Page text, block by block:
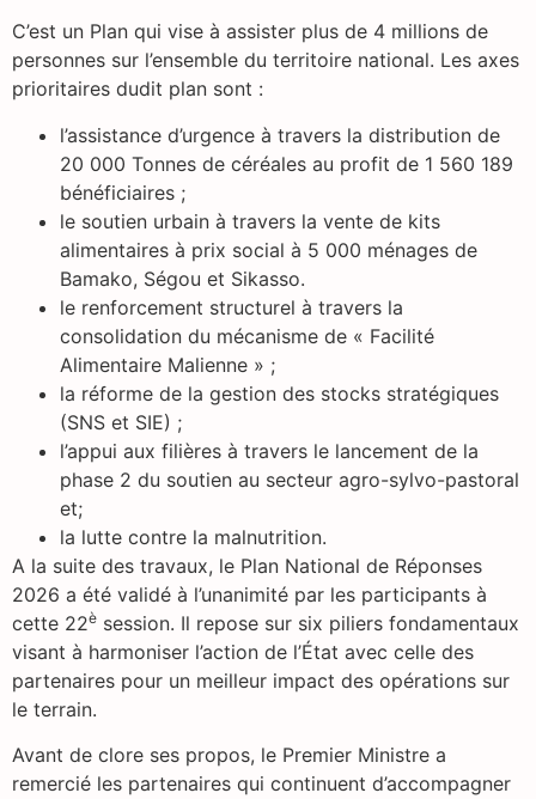
C’est un Plan qui vise à assister plus de 4 millions de
personnes sur l’ensemble du territoire national. Les axes
prioritaires dudit plan sont :
l’assistance d’urgence à travers la distribution de
20 000 Tonnes de céréales au profit de 1 560 189
bénéficiaires ;
le soutien urbain à travers la vente de kits
alimentaires à prix social à 5 000 ménages de
Bamako, Ségou et Sikasso.
le renforcement structurel à travers la
consolidation du mécanisme de « Facilité
Alimentaire Malienne » ;
la réforme de la gestion des stocks stratégiques
(SNS et SIE) ;
l’appui aux filières à travers le lancement de la
phase 2 du soutien au secteur agro-sylvo-pastoral
et;
la lutte contre la malnutrition.
A la suite des travaux, le Plan National de Réponses
2026 a été validé à l’unanimité par les participants à
cette 22è session. Il repose sur six piliers fondamentaux
visant à harmoniser l’action de l’État avec celle des
partenaires pour un meilleur impact des opérations sur
le terrain.
Avant de clore ses propos, le Premier Ministre a
remercié les partenaires qui continuent d’accompagner